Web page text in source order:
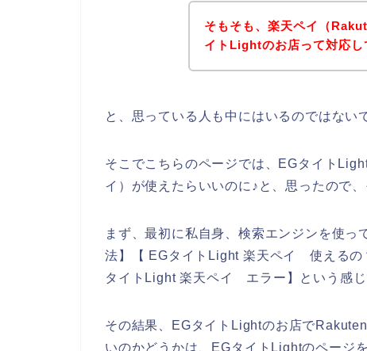
そもそも、楽天ペイ（
イトLightのお店って対応し
と、思っている人も中にはいるのではない
そこでこちらのページでは、EGタイト
イ）が使えたらいいのに♪と、思ったので
まず、最初に私自身、検索エンジンを使
法】【 EGタイトLight 楽天ペイ 使える
タイトLight 楽天ペイ エラー】という感じ
その結果、EGタイトLightのお店で
いのかどうかは、EGタイトLightのページ